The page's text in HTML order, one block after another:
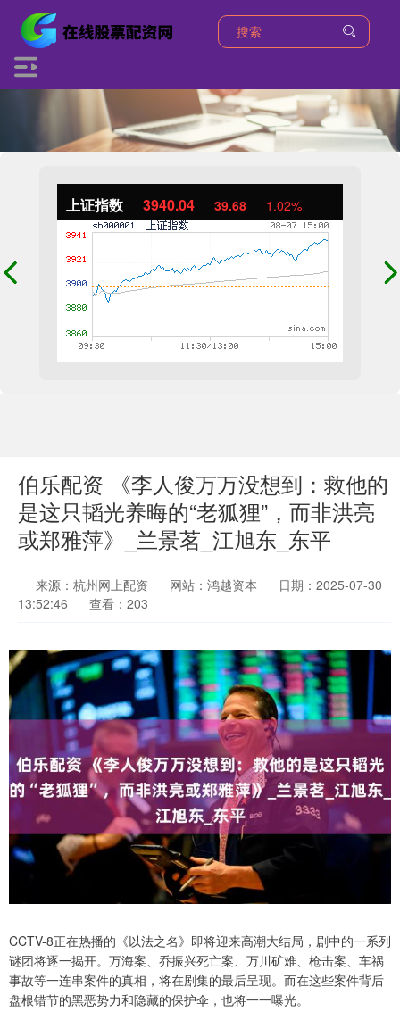
上证指数 3940.04 39.68 1.02%
伯乐配资 《李人俊万万没想到：救他的
是这只韬光养晦的“老狐狸”，而非洪亮
或郑雅萍》_兰景茗_江旭东_东平
来源：杭州网上配资 网站：鸿越资本
日期：2025-07-30
13:52:46
查看：203
CCTV-8正在热播的《以法之名》即将迎来高潮大结局，剧中的一系列
谜团将逐一揭开。万海案、乔振兴死亡案、万川矿难、枪击案、车祸
事故等一连串案件的真相，将在剧集的最后呈现。而在这些案件背后
盘根错节的黑恶势力和隐藏的保护伞，也将一一曝光。